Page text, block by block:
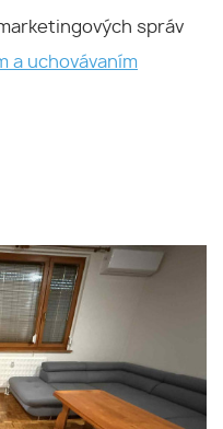
správ
a uchovávaním
na